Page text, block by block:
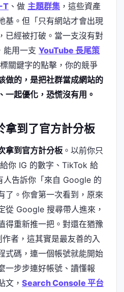
T 、做 主題群集 ，這些資產
基。但「只有網站才會出現
已經被打破。當一支沒有對
能用一支 YouTube 長尾策
關鍵字的點擊，你的競爭
做的，是把社群當成網站的
一起優化，恐慌沒有用。
拿到了官方計分板
拿到官方計分板 。以前你只
你 IG 的數字、TikTok 給
告訴你「來自 Google 的
了。你會第一次看到，原來
從 Google 搜尋帶人進來，
得重新推一把。對還在猶豫
作者，這其實是最友善的入
式碼，連一個帳號就能開始
一步步連好帳號、讀懂報
文， Search Console 平台